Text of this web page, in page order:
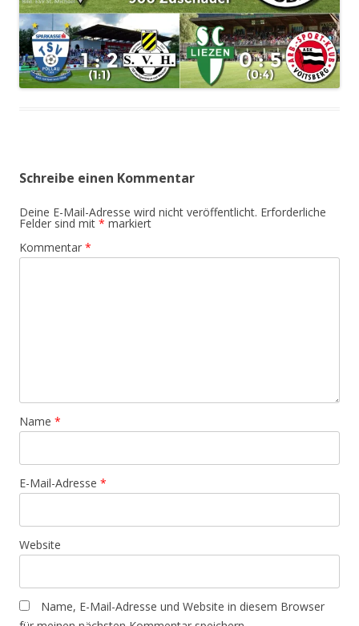
Schreibe einen Kommentar
Deine E-Mail-Adresse wird nicht veröffentlicht. Erforderliche
Felder sind mit * markiert
Kommentar *
Name *
E-Mail-Adresse *
Website
Name, E-Mail-Adresse und Website in diesem Browser